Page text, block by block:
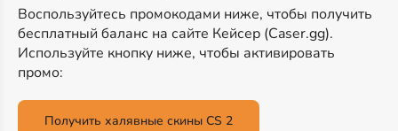
Воспользуйтесь промокодами ниже, чтобы получить
бесплатный баланс на сайте Кейсер (Caser.gg).
Используйте кнопку ниже, чтобы активировать
промо:
Получить халявные скины CS 2